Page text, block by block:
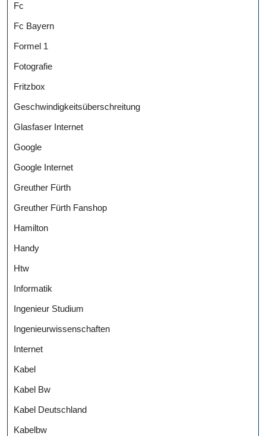
Fc
Fc Bayern
Formel 1
Fotografie
Fritzbox
Geschwindigkeitsüberschreitung
Glasfaser Internet
Google
Google Internet
Greuther Fürth
Greuther Fürth Fanshop
Hamilton
Handy
Htw
Informatik
Ingenieur Studium
Ingenieurwissenschaften
Internet
Kabel
Kabel Bw
Kabel Deutschland
Kabelbw